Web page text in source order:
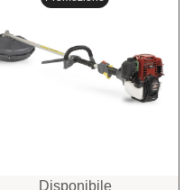
Disponibile